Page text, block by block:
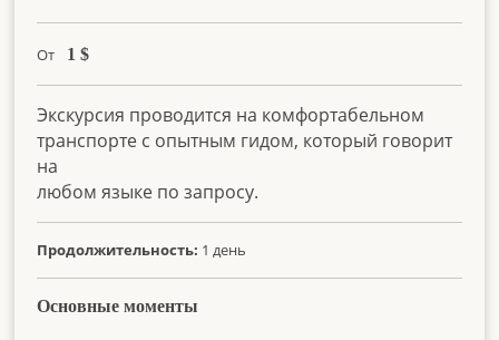
От 1 $
Экскурсия проводится на комфортабельном
транспорте с опытным гидом, который говорит
на
любом языке по запросу.
Продолжительность: 1 день
Основные моменты